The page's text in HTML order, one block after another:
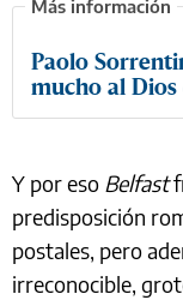
Paolo
mucho al
Y por eso Belfast
predisposición
postales, pero
irreconocible,